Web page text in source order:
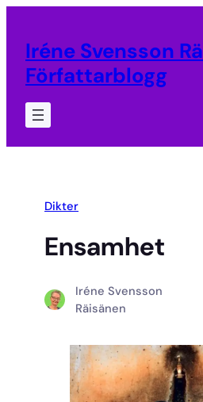
innehåll
Iréne Svensson
Författarblogg
Dikter
Ensamhet
Iréne Svensson
Räisänen